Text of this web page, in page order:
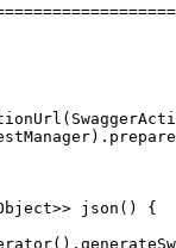
Object>> json() {